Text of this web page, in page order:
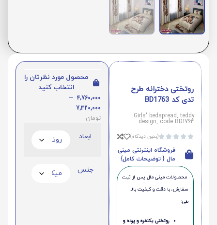
روتختی دخترانه طرح
تدی کد BD1763
Girls' bedspread, teddy
design, code BD1763




(بدون دیدگاه)
فروشگاه اینترنتی مینی
مال { توضیحات کامل}
محصولات مینی‌ مال پس از ثبت
سفارش، با دقت و کیفیت بالا
طی:
روتختی یکنفره و پرده و
محصول مورد نظرتان را
انتخاب کنید
4,760,000
–
7,320,000
تومان
ابعاد
جنس